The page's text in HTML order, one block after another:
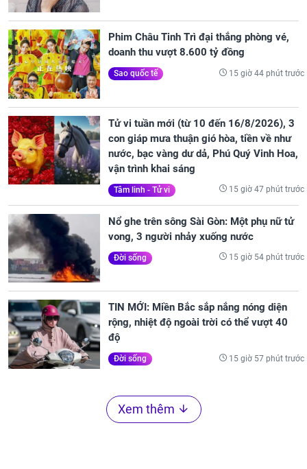
Phim Châu Tinh Trì đại thắng phòng vé,
doanh thu vượt 8.600 tỷ đồng
Sao quốc tế 15 giờ 44 phút trước
Tử vi tuần mới (từ 10 đến 16/8/2026), 3
con giáp mưa thuận gió hòa, tiền về như
nước, bạc vàng dư dả, Phú Quý Vinh Hoa,
vận trình khai sáng
Tâm linh - Tử vi 15 giờ 47 phút trước
Nổ ghe trên sông Sài Gòn: Một phụ nữ tử
vong, 3 người nhảy xuống nước
Đời sống 15 giờ 54 phút trước
TIN MỚI: Miền Bắc sắp nắng nóng diện
rộng, nhiệt độ ngoài trời có thể vượt 40
độ
Đời sống 15 giờ 57 phút trước
Xem thêm